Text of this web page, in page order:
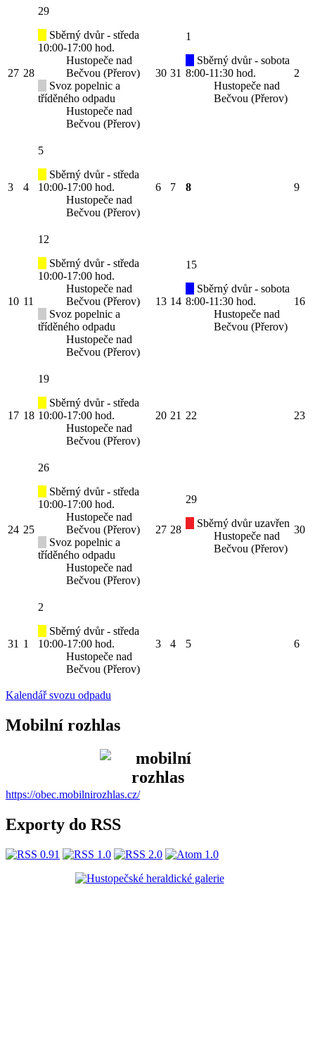
27 28
29
Sběrný dvůr - středa
10:00-17:00 hod.
Hustopeče nad
Bečvou (Přerov)
Svoz popelnic a
tříděného odpadu
Hustopeče nad
Bečvou (Přerov)
30 31
1
Sběrný dvůr - sobota
8:00-11:30 hod.
Hustopeče nad
Bečvou (Přerov)
2
3 4
5
Sběrný dvůr - středa
10:00-17:00 hod.
Hustopeče nad
Bečvou (Přerov)
6 7 8 9
10 11
12
Sběrný dvůr - středa
10:00-17:00 hod.
Hustopeče nad
Bečvou (Přerov)
Svoz popelnic a
tříděného odpadu
Hustopeče nad
Bečvou (Přerov)
13 14
15
Sběrný dvůr - sobota
8:00-11:30 hod.
Hustopeče nad
Bečvou (Přerov)
16
17 18
19
Sběrný dvůr - středa
10:00-17:00 hod.
Hustopeče nad
Bečvou (Přerov)
20 21 22 23
24 25
26
Sběrný dvůr - středa
10:00-17:00 hod.
Hustopeče nad
Bečvou (Přerov)
Svoz popelnic a
tříděného odpadu
Hustopeče nad
Bečvou (Přerov)
27 28
29
Sběrný dvůr uzavřen
Hustopeče nad
Bečvou (Přerov)
30
31 1
2
Sběrný dvůr - středa
10:00-17:00 hod.
Hustopeče nad
Bečvou (Přerov)
3 4 5 6
Kalendář svozu odpadu
Mobilní rozhlas
https://obec.mobilnirozhlas.cz/
Exporty do RSS